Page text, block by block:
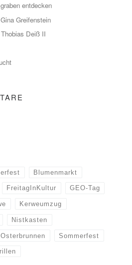
entdecken
Greifenstein
Deiß II
Blumenmarkt
FreitagInKultur GEO-Tag
Kerweumzug
Nistkasten
Osterbrunnen Sommerfest